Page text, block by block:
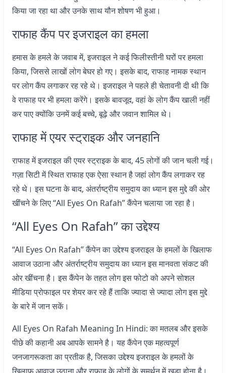
किया जा रहा था और उनके साथ यौन शोषण भी हुआ।
राफाह कैंप पर इजराइल का हमला
हमास के हमले के जवाब में, इजराइल ने कई फिलीस्तीनी घरों पर हमला
किया, जिससे लाखों लोग बेघर हो गए। इसके बाद, राफाह नामक स्थान
पर लोग कैंप लगाकर रह रहे थे। इजराइल ने पहले ही चेतावनी दी थी कि
वे राफाह पर भी हमला करेंगे। इसके बावजूद, वहां के लोग कैंप खाली नहीं
कर पाए क्योंकि उनमें कई बच्चे, बूढ़े और जवान शामिल थे।
राफाह में एयर स्ट्राइक और जनहानि
राफाह में इजराइल की एयर स्ट्राइक के बाद, 45 लोगों की जान चली गई।
गज़ा सिटी में स्थित राफाह एक ऐसा स्थान है जहां लोग कैंप लगाकर रह
रहे थे। इस घटना के बाद, अंतर्राष्ट्रीय समुदाय का ध्यान इस मुद्दे की ओर
खींचने के लिए “All Eyes On Rafah” कैंपेन चलाया जा रहा है।
“All Eyes On Rafah” का उद्देश्य
“All Eyes On Rafah” कैंपेन का उद्देश्य इजराइल के हमलों के खिलाफ
आवाज उठाना और अंतर्राष्ट्रीय समुदाय का ध्यान इस मानवता संकट की
ओर खींचना है। इस कैंपेन के तहत लोग इस फोटो को अपने सोशल
मीडिया प्रोफाइल पर शेयर कर रहे हैं ताकि ज्यादा से ज्यादा लोग इस मुद्दे
के बारे में जान सकें।
All Eyes On Rafah Meaning In Hindi: का मतलब और इसके
पीछे की कहानी अब आपके सामने है। यह कैंपेन एक महत्वपूर्ण
जनजागरूकता का प्रतीक है, जिसका उद्देश्य इजराइल के हमलों के